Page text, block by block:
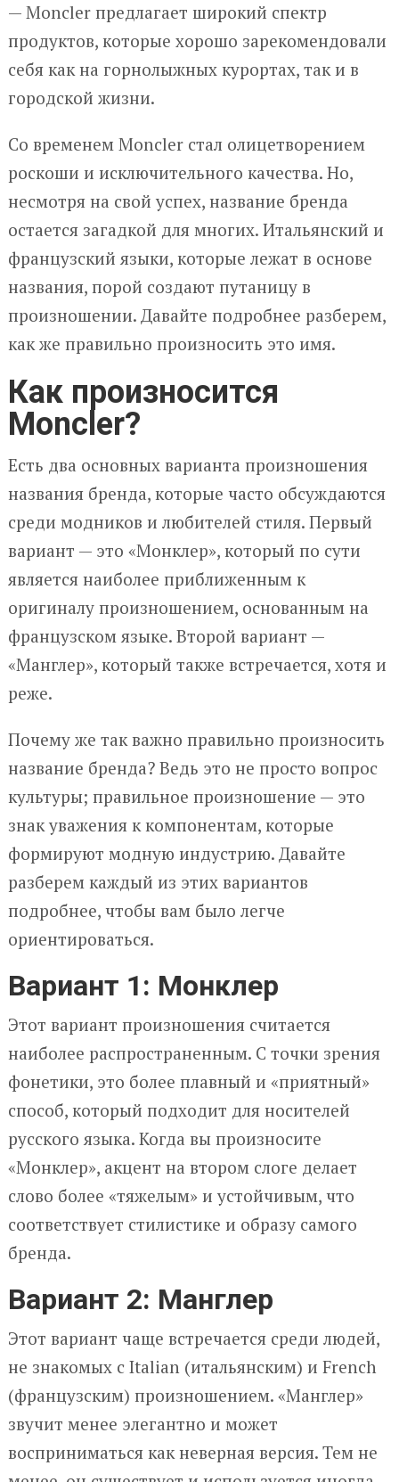
— Moncler предлагает широкий спектр
продуктов, которые хорошо зарекомендовали
себя как на горнолыжных курортах, так и в
городской жизни.
Со временем Moncler стал олицетворением
роскоши и исключительного качества. Но,
несмотря на свой успех, название бренда
остается загадкой для многих. Итальянский и
французский языки, которые лежат в основе
названия, порой создают путаницу в
произношении. Давайте подробнее разберем,
как же правильно произносить это имя.
Как произносится
Moncler?
Есть два основных варианта произношения
названия бренда, которые часто обсуждаются
среди модников и любителей стиля. Первый
вариант — это «Монклер», который по сути
является наиболее приближенным к
оригиналу произношением, основанным на
французском языке. Второй вариант —
«Манглер», который также встречается, хотя и
реже.
Почему же так важно правильно произносить
название бренда? Ведь это не просто вопрос
культуры; правильное произношение — это
знак уважения к компонентам, которые
формируют модную индустрию. Давайте
разберем каждый из этих вариантов
подробнее, чтобы вам было легче
ориентироваться.
Вариант 1: Монклер
Этот вариант произношения считается
наиболее распространенным. С точки зрения
фонетики, это более плавный и «приятный»
способ, который подходит для носителей
русского языка. Когда вы произносите
«Монклер», акцент на втором слоге делает
слово более «тяжелым» и устойчивым, что
соответствует стилистике и образу самого
бренда.
Вариант 2: Манглер
Этот вариант чаще встречается среди людей,
не знакомых с Italian (итальянским) и French
(французским) произношением. «Манглер»
звучит менее элегантно и может
восприниматься как неверная версия. Тем не